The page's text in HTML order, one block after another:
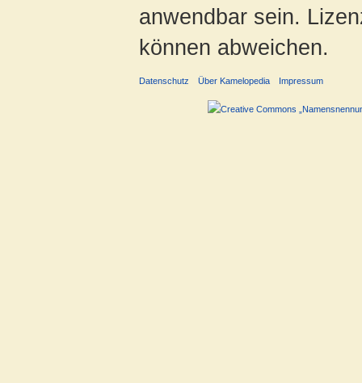
anwendbar sein.
können abweichen.
Datenschutz Über Kamelopedia Impressum